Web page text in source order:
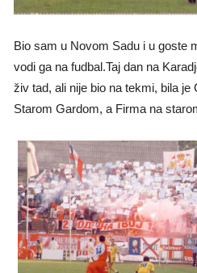
Bio sam u Novom Sadu i u goste
vodi ga na fudbal.Taj dan na
živ tad, ali nije bio na tekmi, bila
Starom Gardom, a Firma na